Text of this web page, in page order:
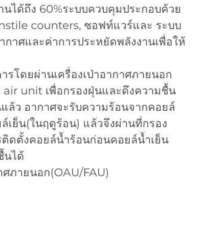
ได้ถึง 60%ระบบควบคุมประกอบค้วย
counters, ซอฟท์แวร์และ ระบบ
ศและค่าการประหยัดพลังงานเพื่อให้
โดยผ่านเครื่องเป่าอากาศภายนอก
unit เพื่อกรองฝุ่นและดึงความชื้น
ล้ว อากาศจะรับความร้อนจากคอยล์
ย็น(ในฤดูร้อน) แล้วจึงผ่านที่กรอง
ดตั้งคอยล์น้ำร้อนก่อนคอยล์น้ำเย็น
นได้
ศภายนอก(OAU/FAU)